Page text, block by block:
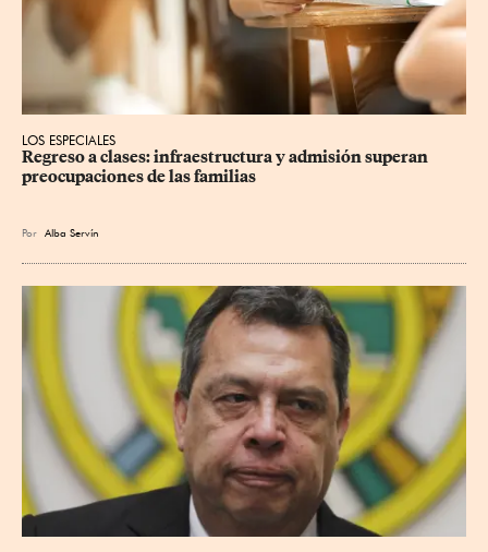
LOS ESPECIALES
Regreso a clases: infraestructura y admisión superan
preocupaciones de las familias
Por Alba Servín